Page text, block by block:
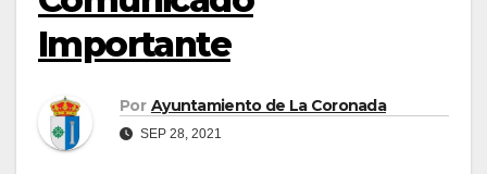
Importante
Por Ayuntamiento de La Coronada
SEP 28, 2021